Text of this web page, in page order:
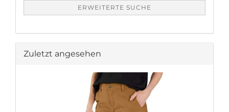
ERWEITERTE SUCHE
Zuletzt angesehen